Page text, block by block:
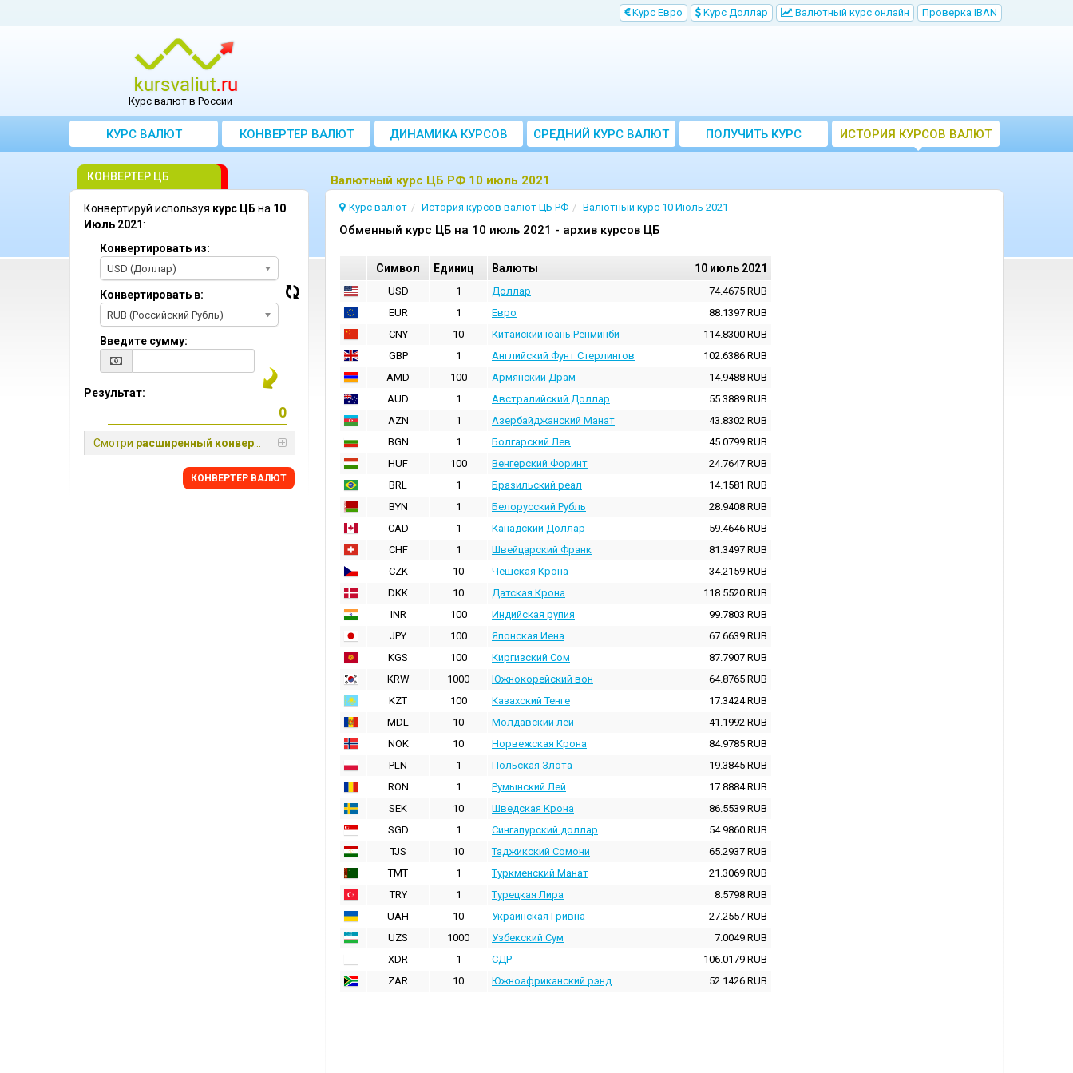
Kурс Евро Kурс Доллар Bалютный курс онлайн Проверка IBAN
Курс валют в России
КУРС ВАЛЮТ КОНВЕРТЕР ВАЛЮТ ДИНАМИКА КУРСОВ
CРЕДНИЙ КУРС ВАЛЮТ
ЗА МЕСЯЦ
ПОЛУЧИТЬ КУРС
ВАЛЮТ ЦБ
ИСТОРИЯ КУРСОВ ВАЛЮТ
ЦБ РФ
Bалютный курс ЦБ РФ 10 июль 2021
Курс валют История курсов валют ЦБ РФ Валютный курс 10 Июль 2021
Oбменный курс ЦБ на 10 июль 2021 - архив курсов ЦБ
Cимвол Единиц Валюты 10 июль 2021
USD 1 Доллар 74.4675 RUB
EUR
1 Евро 88.1397 RUB
CNY
10 Китайский юань Ренминби 114.8300 RUB
GBP
1 Английский Фунт Стерлингов 102.6386 RUB
AMD
100 Армянский Драм 14.9488 RUB
AUD
1 Австралийский Доллар 55.3889 RUB
AZN
1 Азербайджанский Манат 43.8302 RUB
BGN
1 Болгарский Лев 45.0799 RUB
HUF
100 Венгерский Форинт 24.7647 RUB
BRL
1 Бразильский реал 14.1581 RUB
BYN
1 Белорусский Рубль 28.9408 RUB
CAD
1 Канадский Доллар 59.4646 RUB
CHF
1 Швейцарский Франк 81.3497 RUB
CZK
10 Чешская Крона 34.2159 RUB
DKK
10 Датская Крона 118.5520 RUB
INR
100 Индийская pупия 99.7803 RUB
JPY
100 Японская Иена 67.6639 RUB
KGS
100 Киргизский Сом 87.7907 RUB
KRW
1000 Южнокорейский вон 64.8765 RUB
KZT
100 Казахский Тенге 17.3424RUB
MDL
10 Молдавский лей 41.1992 RUB
NOK
10 Норвежская Крона 84.9785 RUB
PLN
1 Польская Злота 19.3845 RUB
RON
1 Румынский Лей 17.8884RUB
SEK
10 Шведская Крона 86.5539 RUB
SGD
1 Сингапурский доллар 54.9860 RUB
TJS
10 Таджикский Сомони 65.2937 RUB
TMT
1 Туркменский Манат 21.3069 RUB
TRY
1 Турецкая Лира 8.5798 RUB
UAH
10 Украинская Гривна 27.2557 RUB
UZS
1000 Узбекский Сум 7.0049 RUB
XDR
1 СДР 106.0179 RUB
ZAR
10 Южноафриканский рэнд 52.1426 RUB
КОНВЕРТЕР ЦБ
Конвертируй используя курс ЦБ на 10
Июль 2021:
Конвертировать из:
USD (Доллар)
Конвертировать в:
RUB (Российский Рубль)
Введите сумму:
Результат:
Смотри расширенный конвертер
КОНВЕРТЕР ВАЛЮТ